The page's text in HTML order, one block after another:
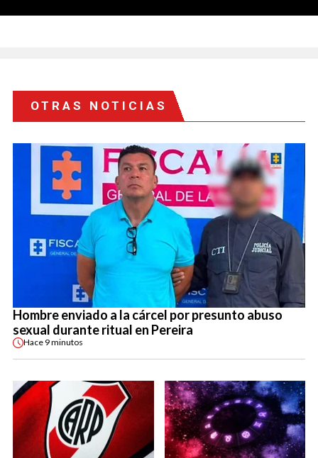
OTRAS NOTICIAS
Hombre enviado a la cárcel por presunto abuso
sexual durante ritual en Pereira
Hace 9 minutos